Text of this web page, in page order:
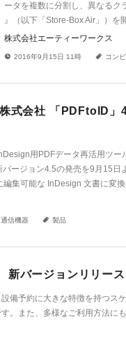
ータを複数に分割し、異なるク
』（以下「Store-Box Air」）を
株式会社エーティーワークス
! 2016年9月15日 11時 a コン
式会社 「PDFtoID
用PDFデータ再活用ツ
ージョン4.5の発売を9月15
集可能な InDesign 文書に変
信機器 a 製品
新バージョンリリース
備予約に大きな特徴を持つ
。また、多様なご利用方法